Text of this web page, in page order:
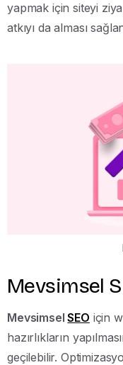
yapmak için siteyi
atkıyı da alması
Mevsimsel
MevsimselSEO için
hazırlıkların
geçilebilir.